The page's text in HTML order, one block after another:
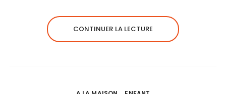
CONTINUER LA LECTURE